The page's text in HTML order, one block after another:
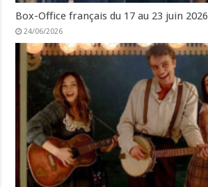
Box-Office français du 17 au 23 juin 2026
24/06/2026